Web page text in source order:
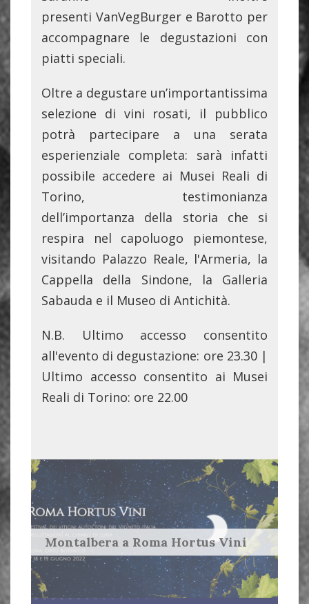
presenti VanVegBurger e Barotto per
accompagnare le degustazioni con
piatti speciali.
Oltre a degustare un’importantissima
selezione di vini rosati, il pubblico
potrà partecipare a una serata
esperienziale completa: sarà infatti
possibile accedere ai Musei Reali di
Torino, testimonianza
dell’importanza della storia che si
respira nel capoluogo piemontese,
visitando Palazzo Reale, l'Armeria, la
Cappella della Sindone, la Galleria
Sabauda e il Museo di Antichità.
N.B. Ultimo accesso consentito
all'evento di degustazione: ore 23.30 |
Ultimo accesso consentito ai Musei
Reali di Torino: ore 22.00
Montalbera a Roma Hortus Vini